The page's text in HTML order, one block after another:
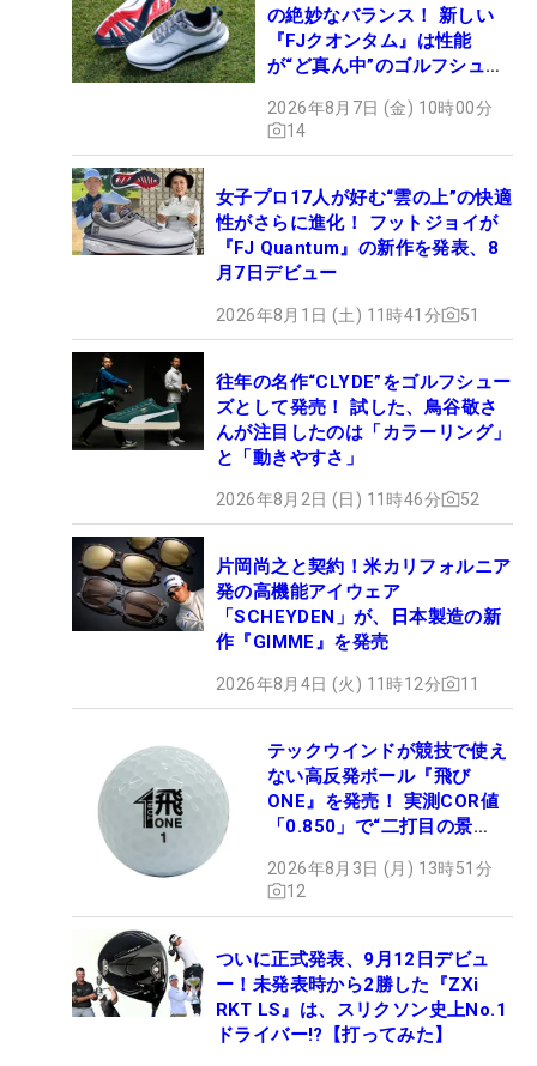
の絶妙なバランス！ 新しい
『FJクオンタム』は性能
が“ど真ん中”のゴルフシュー
2026年8月7日 (金) 10時00分
14
女子プロ17人が好む“雲の上”の快適
性がさらに進化！ フットジョイが
『FJ Quantum』の新作を発表、8
月7日デビュー
2026年8月1日 (土) 11時41分 51
往年の名作“CLYDE”をゴルフシュー
ズとして発売！ 試した、鳥谷敬さ
んが注目したのは「カラーリング」
と「動きやすさ」
2026年8月2日 (日) 11時46分 52
片岡尚之と契約！米カリフォルニア
発の高機能アイウェア
「SCHEYDEN」が、日本製造の新
作『GIMME』を発売
2026年8月4日 (火) 11時12分 11
テックウインドが競技で使え
ない高反発ボール『飛び
ONE』を発売！ 実測COR値
「0.850」で“二打目の景
2026年8月3日 (月) 13時51分
12
ついに正式発表、9月12日デビュ
ー！未発表時から2勝した『ZXi
RKT LS』は、スリクソン史上No.1
ドライバー!?【打ってみた】